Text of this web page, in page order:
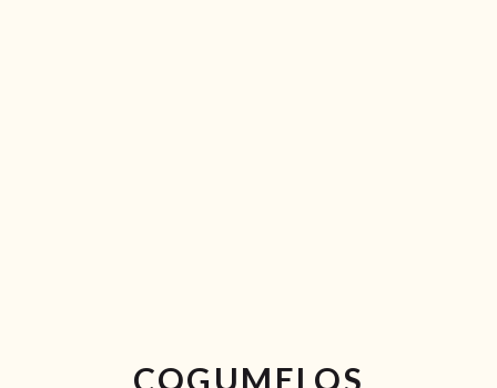
COGUMELOS